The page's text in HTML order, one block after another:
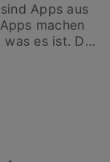
Apps aus
machen
es ist. Das